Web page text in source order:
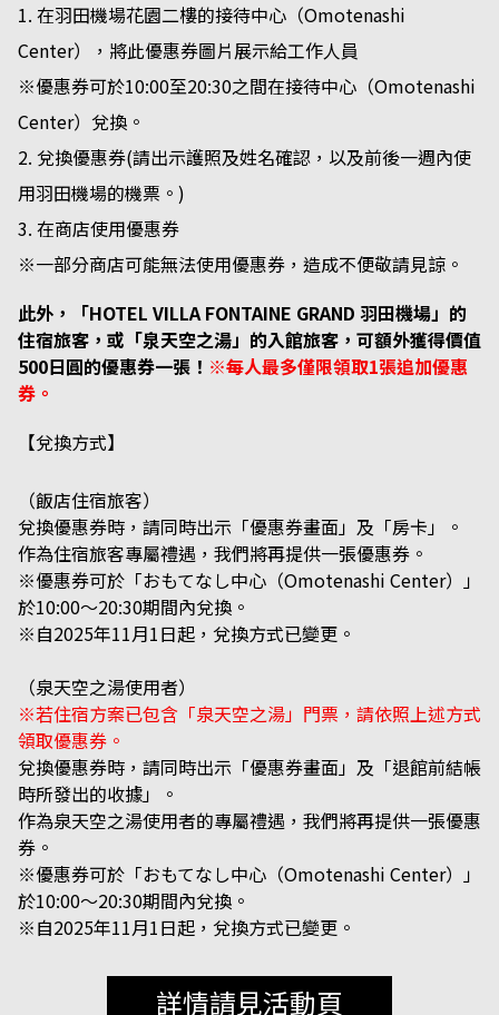
在羽田機場花園二樓的接待中心（Omotenashi
Center），將此優惠券圖片展示給工作人員
※優惠券可於10:00至20:30之間在接待中心（Omotenashi
Center）兌換。
兌換優惠券(請出示護照及姓名確認，以及前後一週內使
用羽田機場的機票。)
在商店使用優惠券
※一部分商店可能無法使用優惠券，造成不便敬請見諒。
此外，「HOTEL VILLA FONTAINE GRAND 羽田機場」的
住宿旅客，或「泉天空之湯」的入館旅客，可額外獲得價值
500日圓的優惠券一張！ ※每人最多僅限領取1張追加優惠
券。
【兌換方式】
（飯店住宿旅客）
兌換優惠券時，請同時出示「優惠券畫面」及「房卡」。
作為住宿旅客專屬禮遇，我們將再提供一張優惠券。
※優惠券可於「おもてなし中心（Omotenashi Center）」
於10:00～20:30期間內兌換。
※自2025年11月1日起，兌換方式已變更。
（泉天空之湯使用者）
※若住宿方案已包含「泉天空之湯」門票，請依照上述方式
領取優惠券。
兌換優惠券時，請同時出示「優惠券畫面」及「退館前結帳
時所發出的收據」。
作為泉天空之湯使用者的專屬禮遇，我們將再提供一張優惠
券。
※優惠券可於「おもてなし中心（Omotenashi Center）」
於10:00～20:30期間內兌換。
※自2025年11月1日起，兌換方式已變更。
詳情請見活動頁